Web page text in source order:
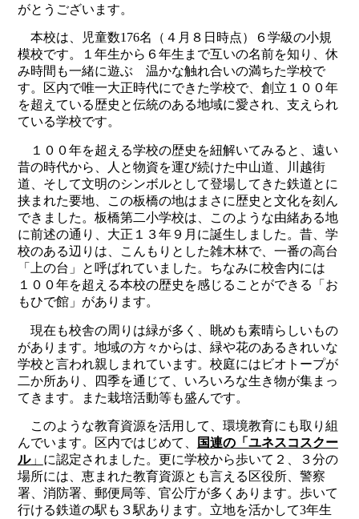
がとうございます。
本校は、児童数176名（４月８日時点）６学級の小規
模校です。１年生から６年生まで互いの名前を知り、休
み時間も一緒に遊ぶ 温かな触れ合いの満ちた学校で
す。区内で唯一大正時代にできた学校で、創立１００年
を超えている歴史と伝統のある地域に愛され、支えられ
ている学校です。
１００年を超える学校の歴史を紐解いてみると、遠い
昔の時代から、人と物資を運び続けた中山道、川越街
道、そして文明のシンボルとして登場してきた鉄道とに
挟まれた要地、この板橋の地はまさに歴史と文化を刻ん
できました。板橋第二小学校は、このような由緒ある地
に前述の通り、大正１３年９月に誕生しました。昔、学
校のある辺りは、こんもりとした雑木林で、一番の高台
「上の台」と呼ばれていました。ちなみに校舎内には
１００年を超える本校の歴史を感じることができる「お
もひで館」があります。
現在も校舎の周りは緑が多く、眺めも素晴らしいもの
があります。地域の方々からは、緑や花のあるきれいな
学校と言われ親しまれています。校庭にはビオトープが
二か所あり、四季を通じて、いろいろな生き物が集まっ
てきます。また栽培活動等も盛んです。
このような教育資源を活用して、環境教育にも取り組
んでいます。区内ではじめて、
国連の「ユネスコスクー
ル」 に認定されました。更に学校から歩いて２、３分の
場所には、恵まれた教育資源とも言える区役所、警察
署、消防署、郵便局等、官公庁が多くあります。歩いて
行ける鉄道の駅も３駅あります。立地を活かして3年生